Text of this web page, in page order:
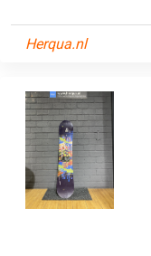
Herqua.nl